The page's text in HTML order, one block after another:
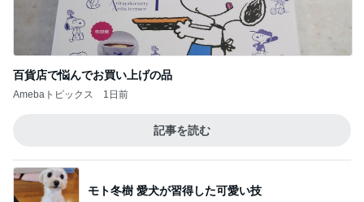
百貨店で悩んでお買い上げの品
Amebaトピックス 1日前
記事を読む
モト冬樹 愛犬が習得した可愛い技